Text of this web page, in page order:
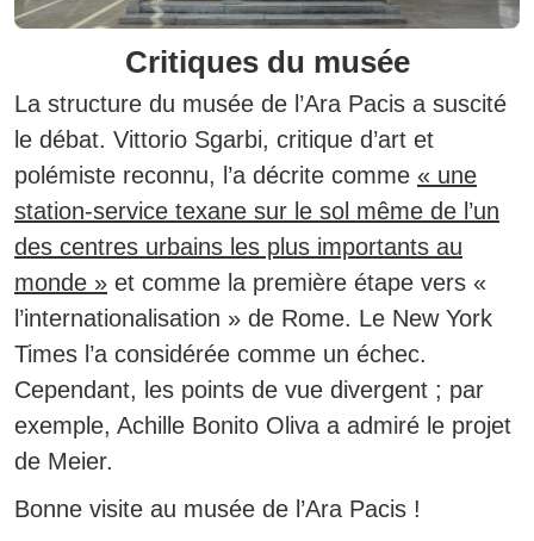
Critiques du musée
La structure du musée de l’Ara Pacis a suscité
le débat. Vittorio Sgarbi, critique d’art et
polémiste reconnu, l’a décrite comme « une
station-service texane sur le sol même de l’un
des centres urbains les plus importants au
monde » et comme la première étape vers «
l’internationalisation » de Rome. Le New York
Times l’a considérée comme un échec.
Cependant, les points de vue divergent ; par
exemple, Achille Bonito Oliva a admiré le projet
de Meier.
Bonne visite au musée de l’Ara Pacis !